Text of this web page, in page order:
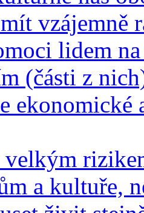
vzájemně
lidem
(části z
velkým
a kultuře,